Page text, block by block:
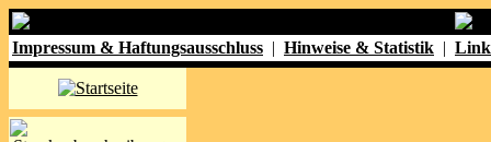
Impressum & Haftungsausschluss | Hinweise & Statistik |